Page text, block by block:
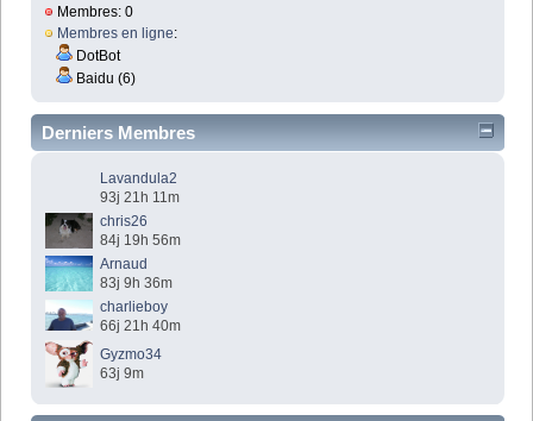
Membres: 0
Membres en ligne:
DotBot
Baidu (6)
Derniers Membres
Lavandula2
93j 21h 11m
chris26
84j 19h 56m
Arnaud
83j 9h 36m
charlieboy
66j 21h 40m
Gyzmo34
63j 9m